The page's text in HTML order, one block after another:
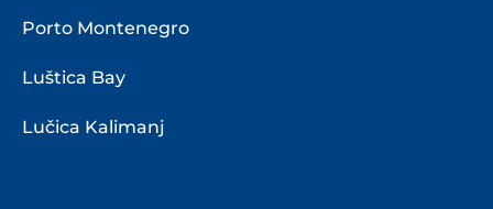
Porto Montenegro
Luštica Bay
Lučica Kalimanj